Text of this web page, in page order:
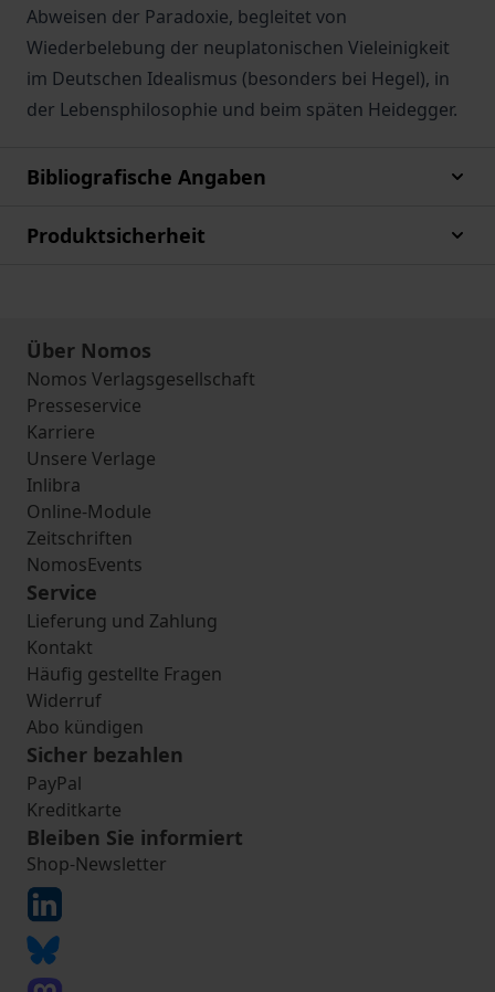
Abweisen der Paradoxie, begleitet von
Wiederbelebung der neuplatonischen Vieleinigkeit
im Deutschen Idealismus (besonders bei Hegel), in
der Lebensphilosophie und beim späten Heidegger.
Bibliografische Angaben
Produktsicherheit
Über Nomos
Nomos Verlagsgesellschaft
Presseservice
Karriere
Unsere Verlage
Inlibra
Online-Module
Zeitschriften
NomosEvents
Service
Lieferung und Zahlung
Kontakt
Häufig gestellte Fragen
Widerruf
Abo kündigen
Sicher bezahlen
PayPal
Kreditkarte
Bleiben Sie informiert
Shop-Newsletter